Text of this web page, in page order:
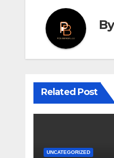
Related Post
UNCATEGORIZED